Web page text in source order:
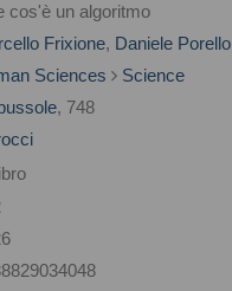
cos'è un algoritmo
Frixione, Daniele Porello
Sciences
Science
, 748